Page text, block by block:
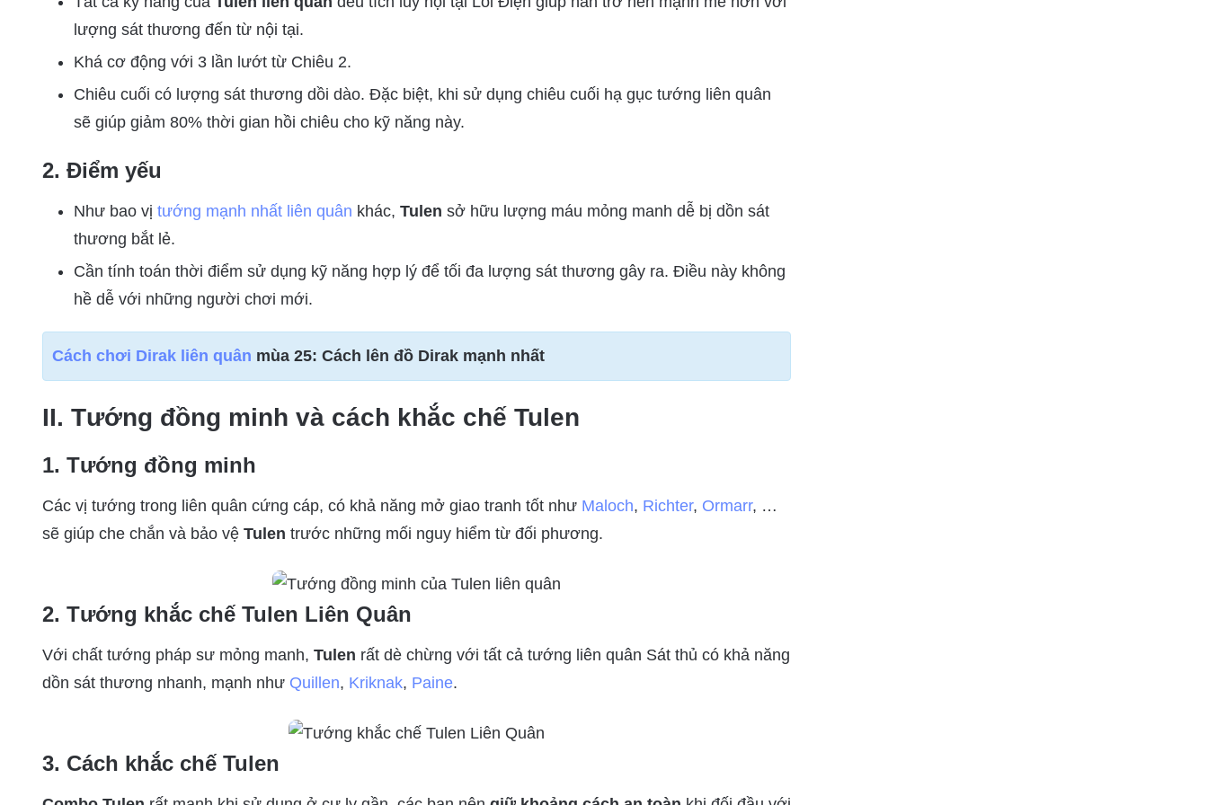
lượng sát thương đến từ nội tại.
Khá cơ động với 3 lần lướt từ Chiêu 2.
Chiêu cuối có lượng sát thương dồi dào. Đặc biệt, khi sử dụng chiêu cuối hạ gục tướng liên quân
sẽ giúp giảm 80% thời gian hồi chiêu cho kỹ năng này.
2. Điểm yếu
Như bao vị tướng mạnh nhất liên quân khác, Tulen sở hữu lượng máu mỏng manh dễ bị dồn sát
thương bắt lẻ.
Cần tính toán thời điểm sử dụng kỹ năng hợp lý để tối đa lượng sát thương gây ra. Điều này không
hề dễ với những người chơi mới.
Cách chơi Dirak liên quân mùa 25: Cách lên đồ Dirak mạnh nhất
II. Tướng đồng minh và cách khắc chế Tulen
1. Tướng đồng minh
Các vị tướng trong liên quân cứng cáp, có khả năng mở giao tranh tốt như Maloch, Richter, Ormarr, …
sẽ giúp che chắn và bảo vệ Tulen trước những mối nguy hiểm từ đối phương.
2. Tướng khắc chế Tulen Liên Quân
Với chất tướng pháp sư mỏng manh, Tulen rất dè chừng với tất cả tướng liên quân Sát thủ có khả năng
dồn sát thương nhanh, mạnh như Quillen, Kriknak, Paine.
3. Cách khắc chế Tulen